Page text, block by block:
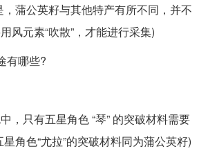
蒲公英籽与其他特产有所不同，并不
风元素“吹散”，才能进行采集)
有哪些?
，只有五星角色 “琴” 的突破材料需要
角色“尤拉”的突破材料同为蒲公英籽)